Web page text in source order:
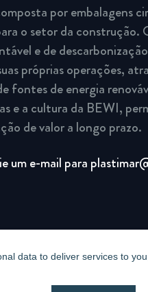
data to deliver services to
por embalagens
o setor da construção.
e de
próprias operações,
fontes de energia
e a cultura da BEWI,
de valor a longo prazo.
um e-mail para